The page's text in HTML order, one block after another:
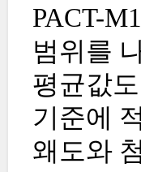
PACT-
범위를
평균값
기준에
왜도와